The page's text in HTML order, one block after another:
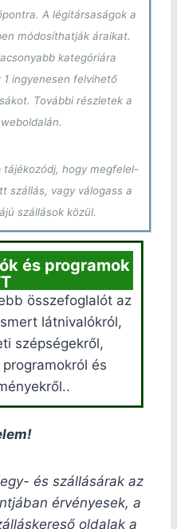
A légitársaságok a
módosíthatják áraikat.
kategóriára
ingyenesen felvihető
További részletek a
hogy megfelel-
szállás, vagy válogass a
szállások közül.
és programok
összefoglalót az
látnivalókról,
szépségekről,
és
és szállásárak az
érvényesek, a
oldalak a